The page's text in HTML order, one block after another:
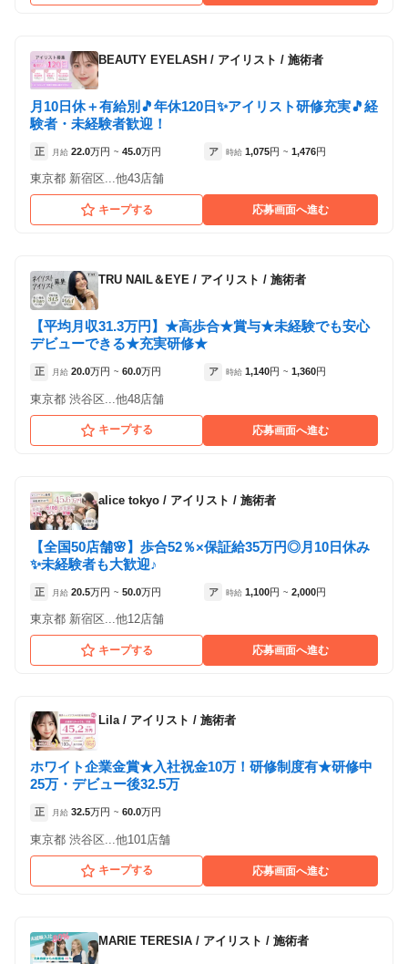
ミントラッシュ 渋谷店
各店舗の特色（詳しい給与、一緒に働くスタッフ、サービスメニュー、客層
など）が見られます
件の店舗
（東京都渋谷区:渋谷駅 徒歩 8分 ）
BEAUTY EYELASH / アイリスト / 施術者
月10日休＋有給別🎵年休120日✨アイリスト研修充実🎵経
験者・未経験者歓迎！
正 月給 22.0万円 ~ 45.0万円 ア 時給 1,075円 ~ 1,476円
東京都 新宿区...他43店舗
キープする 応募画面へ進む
TRU NAIL＆EYE / アイリスト / 施術者
【平均月収31.3万円】★高歩合★賞与★未経験でも安心
デビューできる★充実研修★
正 月給 20.0万円 ~ 60.0万円 ア 時給 1,140円 ~ 1,360円
東京都 渋谷区...他48店舗
キープする 応募画面へ進む
alice tokyo / アイリスト / 施術者
【全国50店舗🌸】歩合52％×保証給35万円◎月10日休み
✨未経験者も大歓迎♪
正 月給 20.5万円 ~ 50.0万円 ア 時給 1,100円 ~ 2,000円
東京都 新宿区...他12店舗
キープする 応募画面へ進む
Lila/ アイリスト / 施術者
ホワイト企業金賞★入社祝金10万！研修制度有★研修中
25万・デビュー後32.5万
正 月給 32.5万円 ~ 60.0万円
東京都 渋谷区...他101店舗
キープする 応募画面へ進む
MARIE TERESIA / アイリスト / 施術者